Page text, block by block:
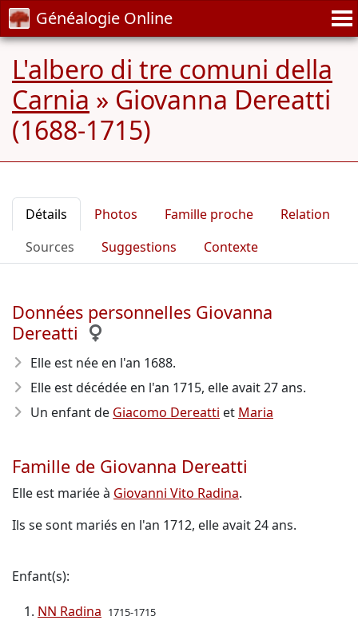
Généalogie Online
L'albero di tre comuni della
Carnia » Giovanna Dereatti
(1688-1715)
Détails Photos Famille proche
Relation
Sources
Suggestions Contexte
Données personnelles Giovanna
Dereatti
Elle est née en l'an 1688.
Elle est décédée en l'an 1715, elle avait 27 ans.
Un enfant de Giacomo Dereatti et Maria
Famille de Giovanna Dereatti
Elle est mariée à Giovanni Vito Radina.
Ils se sont mariés en l'an 1712, elle avait 24 ans.
Enfant(s):
NN Radina 1715-1715